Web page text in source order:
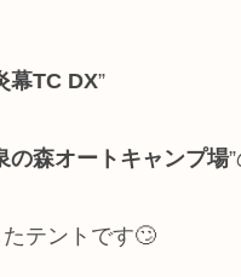
幕TC DX”
の森オートキャンプ場
テントです🙄